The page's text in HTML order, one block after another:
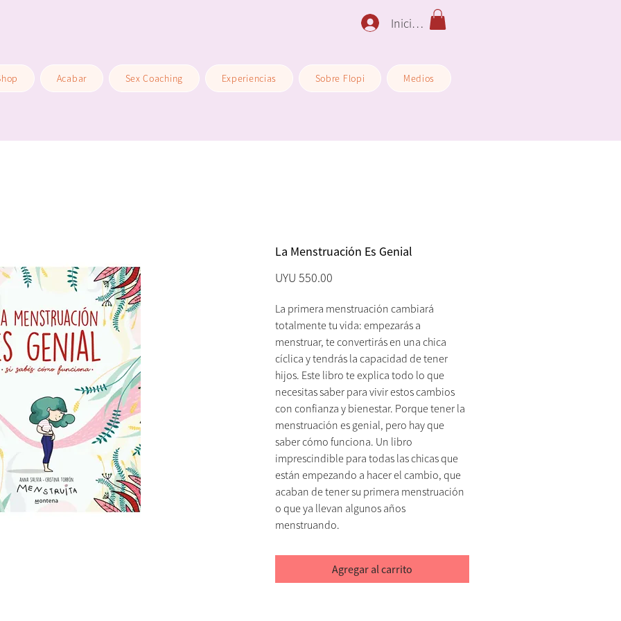
Iniciar sesión
Acabar Sex Coaching Experiencias Sobre Flopi Medios
La Menstruación Es Genial
UYU 550.00
La primera menstruación cambiará
totalmente tu vida: empezarás a
menstruar, te convertirás en una chica
cíclica y tendrás la capacidad de tener
hijos. Este libro te explica todo lo que
necesitas saber para vivir estos cambios
con confianza y bienestar. Porque tener la
menstruación es genial, pero hay que
saber cómo funciona. Un libro
imprescindible para todas las chicas que
están empezando a hacer el cambio, que
acaban de tener su primera menstruación
o que ya llevan algunos años
menstruando.
Agregar al carrito